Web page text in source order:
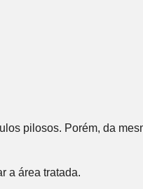
pilosos. Porém, da
a área tratada.